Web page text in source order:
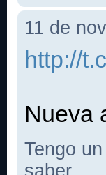
11 de
http://
Nueva
Tengo
saber.